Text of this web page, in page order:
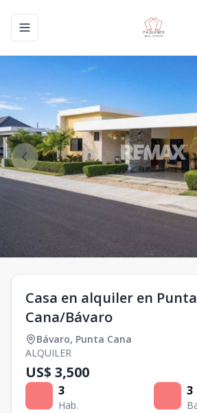
Toggle navigation menu
Casa en alquiler en Punta
Cana/Bávaro
Bávaro, Punta Cana
ALQUILER
US$ 3,500
3
Hab.
3